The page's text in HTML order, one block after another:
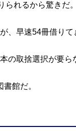
られるから驚きだ。
、早速54冊借りて
の取捨選択が要ら
館だ。